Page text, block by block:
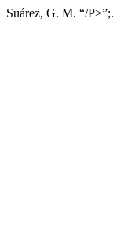
Suárez, G. M. “/P>”;.